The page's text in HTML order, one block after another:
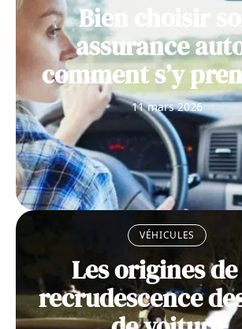
Bien choisir son
assurance
comment s’y
11 mars 2026
VÉHICULES
Les origines
recrudescence